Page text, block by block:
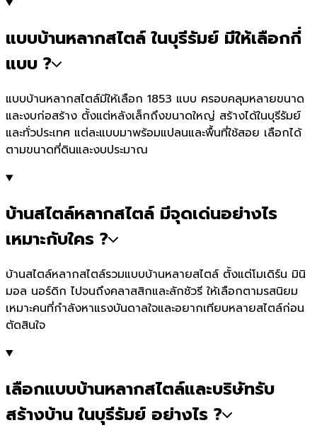
แบบบ้านหลากสไตล์ ในบุรีรัมย์ มีให้เลือกกี่
แบบ ?
แบบบ้านหลากสไตล์มีให้เลือก 1853 แบบ ครอบคลุมหลายขนาด
และงบก่อสร้าง ตั้งแต่หลังเล็กถึงขนาดใหญ่ สร้างได้ในบุรีรัมย์
และทั่วประเทศ แต่ละแบบมาพร้อมแปลนและพื้นที่ใช้สอย เลือกได้
ตามขนาดที่ดินและงบประมาณ
บ้านสไตล์หลากสไตล์ มีจุดเด่นอย่างไร
เหมาะกับใคร ?
บ้านสไตล์หลากสไตล์รวมแบบบ้านหลายสไตล์ ตั้งแต่โมเดิร์น มินิ
มอล นอร์ดิก ไปจนถึงคลาสสิกและลักชัวรี ให้เลือกตามรสนิยม
เหมาะคนที่กำลังหาแรงบันดาลใจและอยากเทียบหลายสไตล์ก่อน
ตัดสินใจ
เลือกแบบบ้านหลากสไตล์และบริษัทรับ
สร้างบ้าน ในบุรีรัมย์ อย่างไร ?